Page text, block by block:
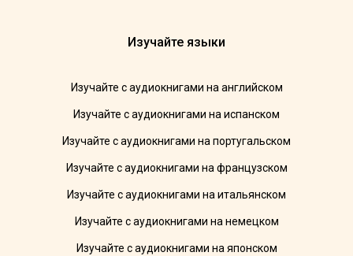
Изучайте языки
Изучайте с аудиокнигами на английском
Изучайте с аудиокнигами на испанском
Изучайте с аудиокнигами на португальском
Изучайте с аудиокнигами на французском
Изучайте с аудиокнигами на итальянском
Изучайте с аудиокнигами на немецком
Изучайте с аудиокнигами на японском